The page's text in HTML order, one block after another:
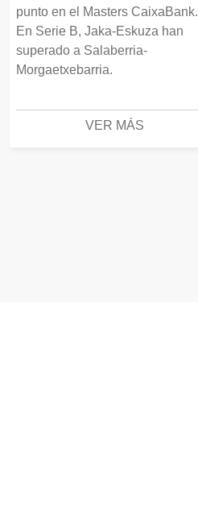
punto en el Masters CaixaBank.
En Serie B, Jaka-Eskuza han
superado a Salaberria-
Morgaetxebarria.
VER MÁS